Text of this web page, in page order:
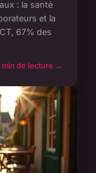
: la santé
et la
67% des
min de lecture →